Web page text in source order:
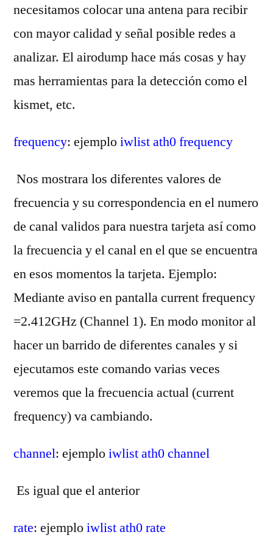
necesitamos colocar una antena para recibir
con mayor calidad y señal posible redes a
analizar. El airodump hace más cosas y hay
mas herramientas para la detección como el
kismet, etc.
frequency: ejemploiwlist ath0 frequency
Nos mostrara los diferentes valores de
frecuencia y su correspondencia en el numero
de canal validos para nuestra tarjeta así como
la frecuencia y el canal en el que se encuentra
en esos momentos la tarjeta. Ejemplo:
Mediante aviso en pantalla current frequency
=2.412GHz (Channel 1). En modo monitor al
hacer un barrido de diferentes canales y si
ejecutamos este comando varias veces
veremos que la frecuencia actual (current
frequency) va cambiando.
channel: ejemploiwlist ath0 channel
Es igual que el anterior
rate: ejemploiwlist ath0 rate